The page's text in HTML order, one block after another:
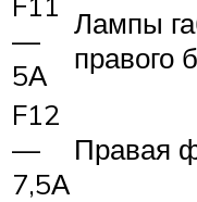
—
5А
Лампы
правого
F12
—
7,5А
Правая